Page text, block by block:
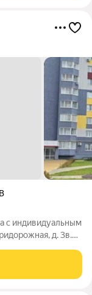
с индивидуальным
д. 3в.
- застеклён. В